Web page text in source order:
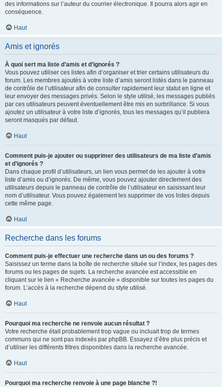
des informations sur l’auteur du courrier électronique. Il pourra alors agir en
conséquence.
Haut
Amis et ignorés
À quoi sert ma liste d’amis et d’ignorés ?
Vous pouvez utiliser ces listes afin d’organiser et trier certains utilisateurs du
forum. Les membres ajoutés à votre liste d’amis seront listés dans le panneau
de contrôle de l’utilisateur afin de consulter rapidement leur statut en ligne et
leur envoyer des messages privés. Selon le style utilisé, les messages publiés
par ces utilisateurs peuvent éventuellement être mis en surbrillance. Si vous
ajoutez un utilisateur à votre liste d’ignorés, tous les messages qu’il publiera
seront masqués par défaut.
Haut
Comment puis-je ajouter ou supprimer des utilisateurs de ma liste d’amis
et d’ignorés ?
Dans chaque profil d’utilisateurs, un lien vous permet de les ajouter à votre
liste d’amis ou d’ignorés. De même, vous pouvez ajouter directement des
utilisateurs depuis le panneau de contrôle de l’utilisateur en saisissant leur
nom d’utilisateur. Vous pouvez également les supprimer de vos listes depuis
cette même page.
Haut
Recherche dans les forums
Comment puis-je effectuer une recherche dans un ou des forums ?
Saisissez un terme dans la boîte de recherche située sur l’index, les pages des
forums ou les pages de sujets. La recherche avancée est accessible en
cliquant sur le lien « Recherche avancée » disponible sur toutes les pages du
forum. L’accès à la recherche dépend du style utilisé.
Haut
Pourquoi ma recherche ne renvoie aucun résultat ?
Votre recherche était probablement trop vague ou incluait trop de termes
communs qui ne sont pas indexés par phpBB. Essayez d’être plus précis et
d’utiliser les différents filtres disponibles dans la recherche avancée.
Haut
Pourquoi ma recherche renvoie à une page blanche ?!